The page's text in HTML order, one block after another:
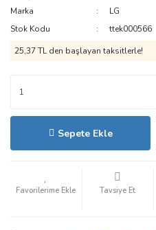
Marka
LG
Stok Kodu
ttek000566
25,37 TL den başlayan taksitlerle!
Sepete Ekle
Tavsiye Et